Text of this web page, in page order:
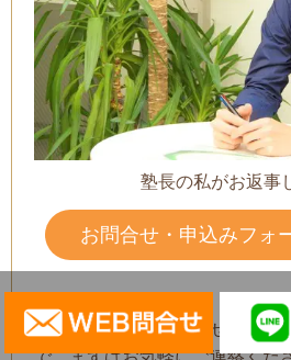
塾長の私がお返事
お問合せ・申込みフォ
フォームのお問い合わせは24時
で、まずはお気軽にご連絡くだ